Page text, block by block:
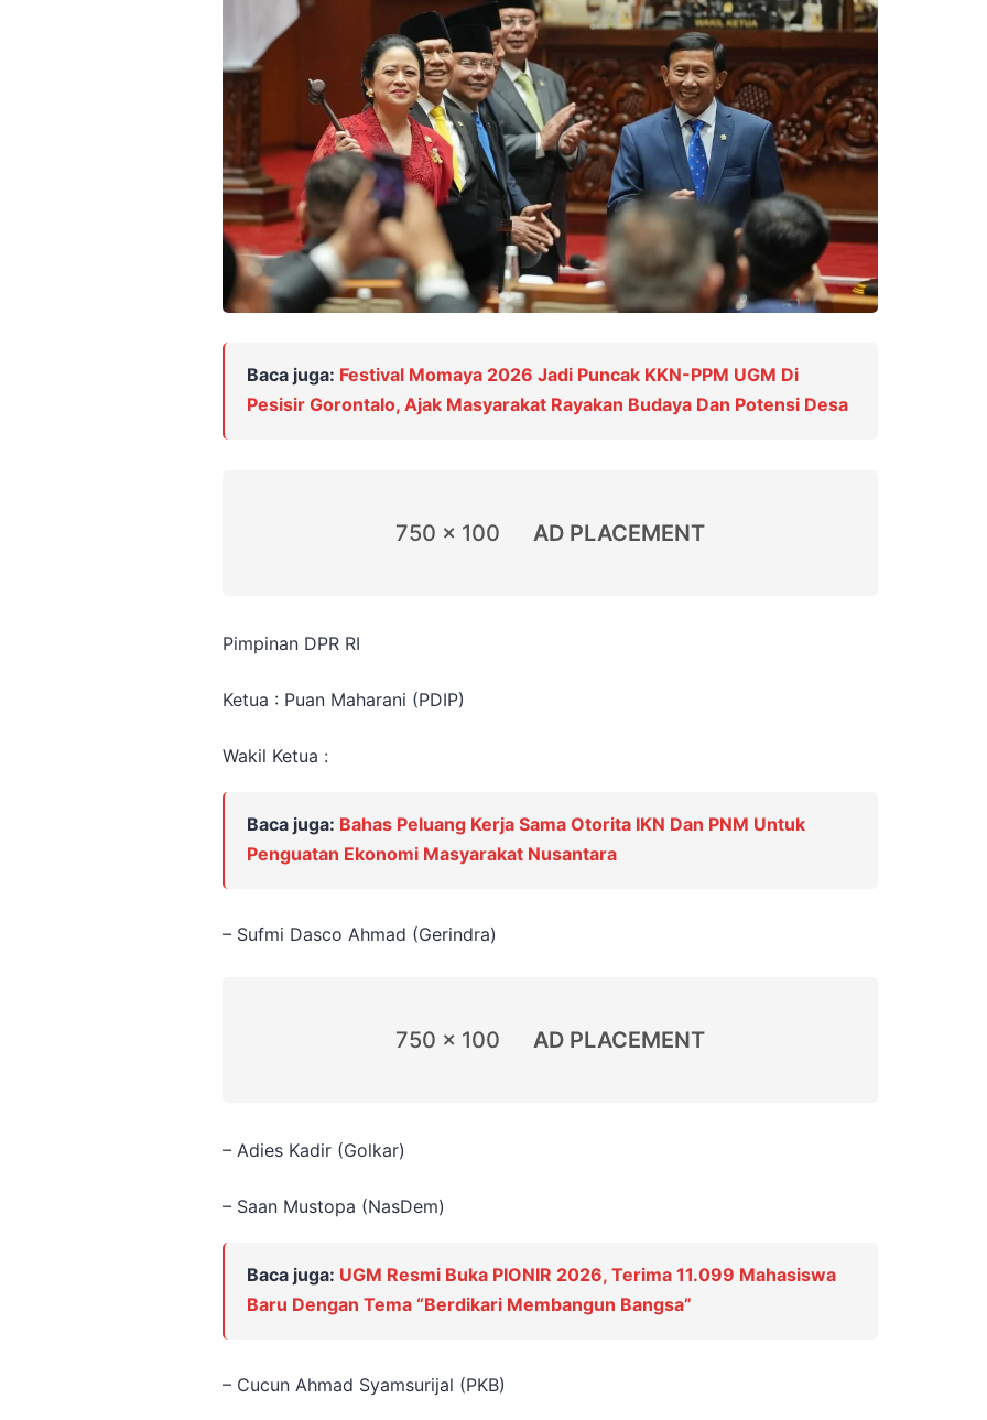
Baca juga: Festival Momaya 2026 Jadi Puncak KKN-PPM UGM Di
Pesisir Gorontalo, Ajak Masyarakat Rayakan Budaya Dan Potensi Desa
750 x 100 AD PLACEMENT
Pimpinan DPR RI
Ketua : Puan Maharani (PDIP)
Wakil Ketua :
Baca juga: Bahas Peluang Kerja Sama Otorita IKN Dan PNM Untuk
Penguatan Ekonomi Masyarakat Nusantara
– Sufmi Dasco Ahmad (Gerindra)
750 x 100 AD PLACEMENT
– Adies Kadir (Golkar)
– Saan Mustopa (NasDem)
Baca juga: UGM Resmi Buka PIONIR 2026, Terima 11.099 Mahasiswa
Baru Dengan Tema “Berdikari Membangun Bangsa”
– Cucun Ahmad Syamsurijal (PKB)